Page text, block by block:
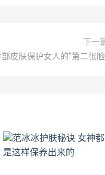
下一
皮肤保护女人的“第二张脸